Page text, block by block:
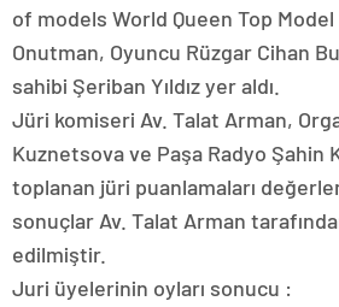
of models World Queen Top
Onutman, Oyuncu Rüzgar Cihan
sahibi Şeriban Yıldız yer aldı.
Jüri komiseri Av. Talat Arman,
Kuznetsova ve Paşa Radyo Şahin
toplanan jüri puanlamaları
sonuçlar Av. Talat Arman
edilmiştir.
Juri üyelerinin oyları sonucu :